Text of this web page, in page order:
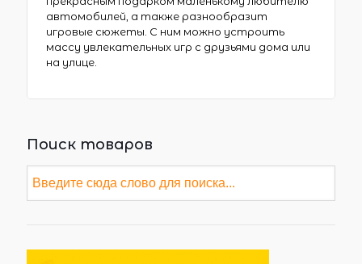
автомобилей, а также разнообразит
игровые сюжеты. С ним можно устроить
массу увлекательных игр с друзьями дома или
на улице.
Поиск товаров